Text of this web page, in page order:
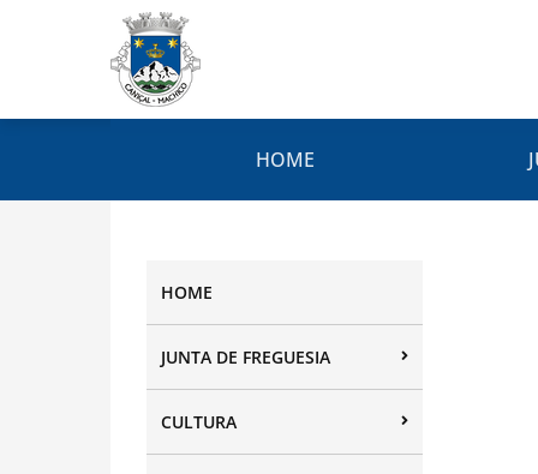
HOME
HOME
JUNTA DE FREGUESIA
CULTURA